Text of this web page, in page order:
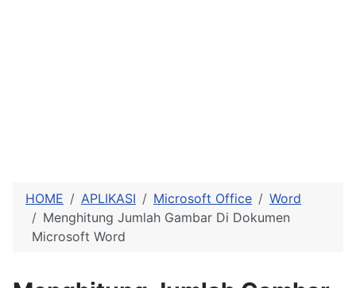
HOME APLIKASI Microsoft Office
Word
Menghitung Jumlah Gambar Di Dokumen
Microsoft Word